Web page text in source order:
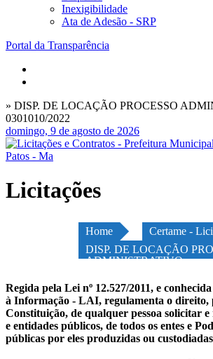
Inexigibilidade
Ata de Adesão - SRP
Portal da Transparência
» DISP. DE LOCAÇÃO PROCESSO
0301010/2022
domingo, 9 de agosto de 2026
Licitações
Home
Certame -
DISP. DE LOCAÇÃO
ADMINISTRATIVO
Regida pela Lei nº 12.527/2011, e
à Informação - LAI, regulamenta o direito,
Constituição, de qualquer pessoa solicitar e
e entidades públicos, de todos os entes e
públicas por eles produzidas ou